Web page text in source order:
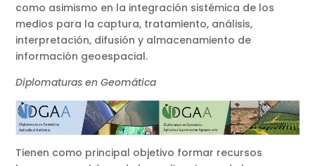
como asimismo en la integración sistémica de los
medios para la captura, tratamiento, análisis,
interpretación, difusión y almacenamiento de
información geoespacial.
Diplomaturas en Geomática
Tienen como principal objetivo formar recursos